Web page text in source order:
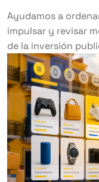
Ayudamos a
impulsar y revisar
de la inversión